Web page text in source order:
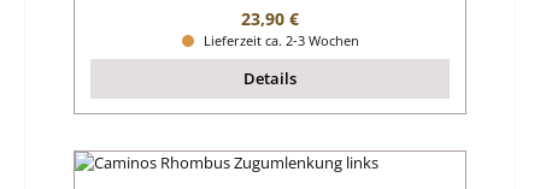
Regulärer Preis:
23,90 €
Lieferzeit ca. 2-3 Wochen
Details